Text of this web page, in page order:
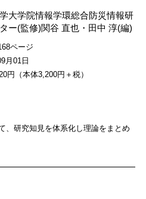
大学院情報学環総合防災情報研
ー(監修)関谷 直也 ・ 田中 淳(編)
ページ
月01日
円（本体3,200円＋税）
、研究知見を体系化し理論をまとめ